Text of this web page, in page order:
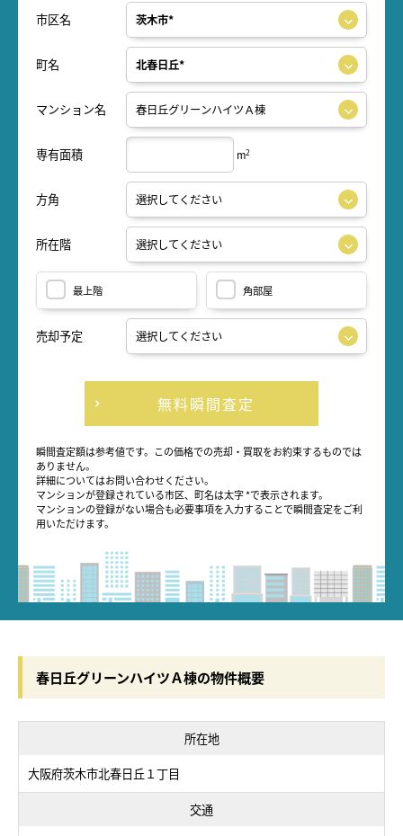
市区名
町名
マンション名
専有面積 m2
方角
所在階
最上階 角部屋
売却予定
無料瞬間査定
瞬間査定額は参考値です。この価格での売却・買取をお約束するものでは
ありません。
詳細についてはお問い合わせください。
マンションが登録されている市区、町名は太字 *で表示されます。
マンションの登録がない場合も必要事項を入力することで瞬間査定をご利
用いただけます。
春日丘グリーンハイツＡ棟の物件概要
所在地
大阪府茨木市北春日丘１丁目
交通